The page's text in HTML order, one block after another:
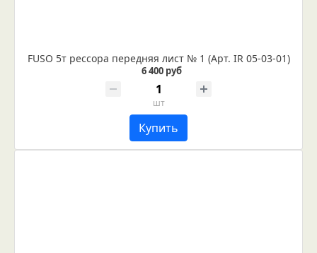
FUSO 5т рессора передняя лист № 1 (Арт. IR 05-03-01)
6 400 руб
шт
Купить